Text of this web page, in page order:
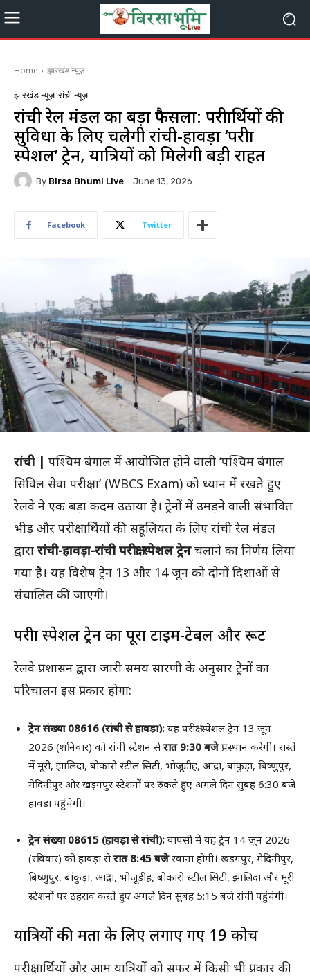
Home झारखंड न्यूज़
झारखंड न्यूज़ रांची न्यूज़
रांची रेल मंडल का बड़ा फैसला: परीक्षार्थियों की
सुविधा के लिए चलेगी रांची-हावड़ा ‘परीक्षा
स्पेशल’ ट्रेन, यात्रियों को मिलेगी बड़ी राहत
By Birsa Bhumi Live June 13, 2026
Facebook Twitter
रांची | पश्चिम बंगाल में आयोजित होने वाली ‘पश्चिम बंगाल
सिविल सेवा परीक्षा’ (WBCS Exam) को ध्यान में रखते हुए
रेलवे ने एक बड़ा कदम उठाया है। ट्रेनों में उमड़ने वाली संभावित
भीड़ और परीक्षार्थियों की सहूलियत के लिए रांची रेल मंडल
द्वारा रांची-हावड़ा-रांची परीक्षा स्पेशल ट्रेनचलाने का निर्णय लिया
गया है। यह विशेष ट्रेन 13 और 14 जून को दोनों दिशाओं से
संचालित की जाएगी।
परीक्षा स्पेशल ट्रेन का पूरा टाइम-टेबल और रूट
रेलवे प्रशासन द्वारा जारी समय सारणी के अनुसार ट्रेनों का
परिचालन इस प्रकार होगा:
ट्रेन संख्या 08616 (रांची से हावड़ा): यह परीक्षा स्पेशल ट्रेन 13 जून
2026 (शनिवार) को रांची स्टेशन सेरात 9:30 बजेप्रस्थान करेगी। रास्ते
में मूरी, झालिदा, बोकारो स्टील सिटी, भोजूडीह, आद्रा, बांकुड़ा, बिष्णुपुर,
मेदिनीपुर और खड़गपुर स्टेशनों पर रुकते हुए अगले दिन सुबह 6:30 बजे
हावड़ा पहुंचेगी।
ट्रेन संख्या 08615 (हावड़ा से रांची): वापसी में यह ट्रेन 14 जून 2026
(रविवार) को हावड़ा सेरात 8:45 बजेरवाना होगी। खड़गपुर, मेदिनीपुर,
बिष्णुपुर, बांकुड़ा, आद्रा, भोजूडीह, बोकारो स्टील सिटी, झालिदा और मूरी
स्टेशनों पर ठहराव करते हुए अगले दिन सुबह 5:15 बजे रांची पहुंचेगी।
यात्रियों की क्षमता के लिए लगाए गए 19 कोच
परीक्षार्थियों और आम यात्रियों को सफर में किसी भी प्रकार की